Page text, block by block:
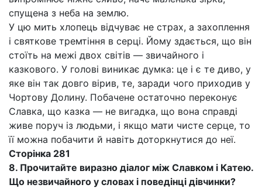
спущена з неба на землю.
У цю мить хлопець відчуває не страх, а захоплення
і святкове тремтіння в серці. Йому здається, що він
стоїть на межі двох світів — звичайного і
казкового. У голові виникає думка: це і є те диво, у
яке він так довго вірив, те, заради чого приходив у
Чортову Долину. Побачене остаточно переконує
Славка, що казка — не вигадка, що вона справді
живе поруч із людьми, і якщо мати чисте серце, то
її можна побачити й навіть доторкнутися до неї.
Сторінка 281
8. Прочитайте виразно діалог між Славком і Катею.
Що незвичайного у словах і поведінці дівчинки?